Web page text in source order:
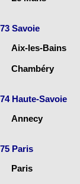
73 Savoie
Aix-les-Bains
Chambéry
74 Haute-Savoie
Annecy
75 Paris
Paris